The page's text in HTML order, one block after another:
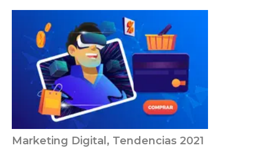
Marketing Digital, Tendencias 2021